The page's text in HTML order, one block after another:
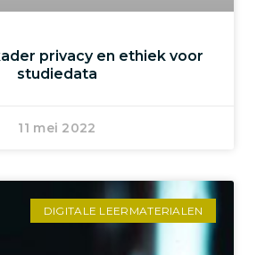
privacy en ethiek voor
studiedata
11 mei 2022
DIGITALE LEERMATERIALEN